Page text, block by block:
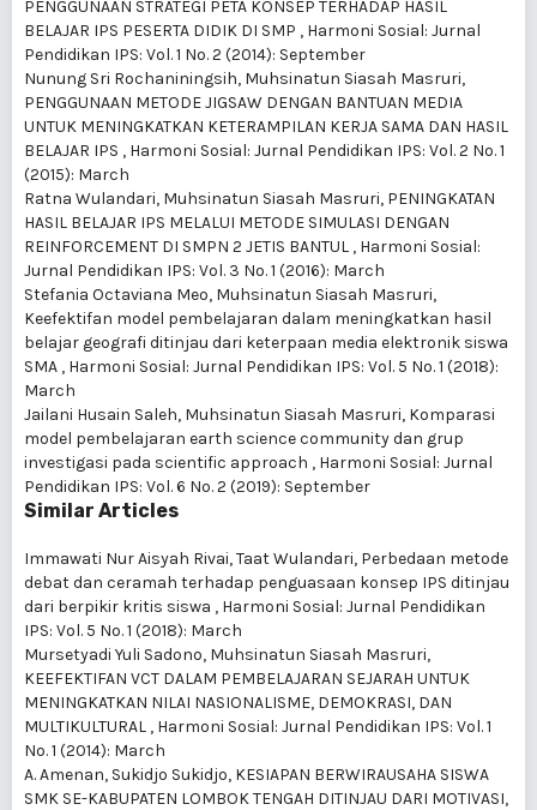
PENGGUNAAN STRATEGI PETA KONSEP TERHADAP HASIL
BELAJAR IPS PESERTA DIDIK DI SMP , Harmoni Sosial: Jurnal
Pendidikan IPS: Vol. 1 No. 2 (2014): September
Nunung Sri Rochaniningsih, Muhsinatun Siasah Masruri,
PENGGUNAAN METODE JIGSAW DENGAN BANTUAN MEDIA
UNTUK MENINGKATKAN KETERAMPILAN KERJA SAMA DAN HASIL
BELAJAR IPS , Harmoni Sosial: Jurnal Pendidikan IPS: Vol. 2 No. 1
(2015): March
Ratna Wulandari, Muhsinatun Siasah Masruri, PENINGKATAN
HASIL BELAJAR IPS MELALUI METODE SIMULASI DENGAN
REINFORCEMENT DI SMPN 2 JETIS BANTUL , Harmoni Sosial:
Jurnal Pendidikan IPS: Vol. 3 No. 1 (2016): March
Stefania Octaviana Meo, Muhsinatun Siasah Masruri,
Keefektifan model pembelajaran dalam meningkatkan hasil
belajar geografi ditinjau dari keterpaan media elektronik siswa
SMA , Harmoni Sosial: Jurnal Pendidikan IPS: Vol. 5 No. 1 (2018):
March
Jailani Husain Saleh, Muhsinatun Siasah Masruri, Komparasi
model pembelajaran earth science community dan grup
investigasi pada scientific approach , Harmoni Sosial: Jurnal
Pendidikan IPS: Vol. 6 No. 2 (2019): September
Similar Articles
Immawati Nur Aisyah Rivai, Taat Wulandari, Perbedaan metode
debat dan ceramah terhadap penguasaan konsep IPS ditinjau
dari berpikir kritis siswa , Harmoni Sosial: Jurnal Pendidikan
IPS: Vol. 5 No. 1 (2018): March
Mursetyadi Yuli Sadono, Muhsinatun Siasah Masruri,
KEEFEKTIFAN VCT DALAM PEMBELAJARAN SEJARAH UNTUK
MENINGKATKAN NILAI NASIONALISME, DEMOKRASI, DAN
MULTIKULTURAL , Harmoni Sosial: Jurnal Pendidikan IPS: Vol. 1
No. 1 (2014): March
A. Amenan, Sukidjo Sukidjo, KESIAPAN BERWIRAUSAHA SISWA
SMK SE-KABUPATEN LOMBOK TENGAH DITINJAU DARI MOTIVASI,